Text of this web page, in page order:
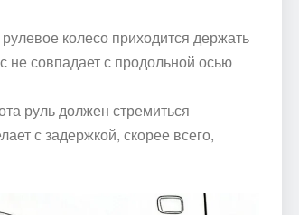
колесо приходится держать
не совпадает с продольной осью
руль должен стремиться
с задержкой, скорее всего,